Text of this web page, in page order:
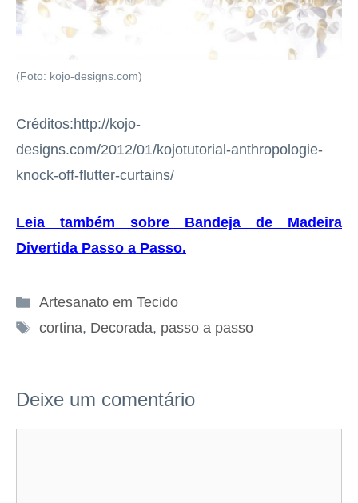
(Foto: kojo-designs.com)
Créditos:http://kojo-
designs.com/2012/01/kojotutorial-anthropologie-
knock-off-flutter-curtains/
Leia também sobre Bandeja de Madeira
Divertida Passo a Passo.
Categorias
Artesanato em Tecido
Tags
cortina, Decorada, passo a passo
Deixe um comentário